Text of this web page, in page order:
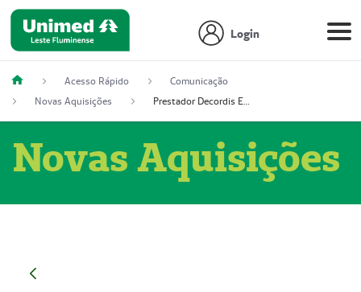
Login
Acesso Rápido
Comunicação
Novas Aquisições
Prestador Decordis Exames Cardiológicos LTDA (51004347-4)
Novas Aquisições